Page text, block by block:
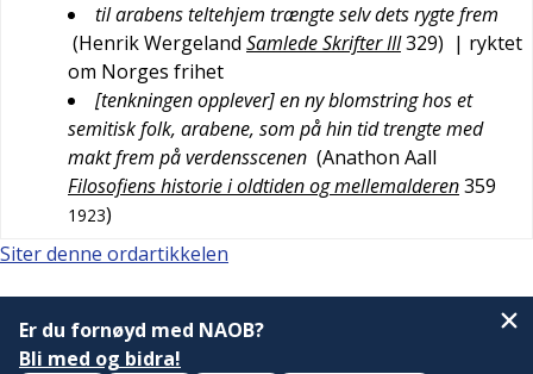
til arabens teltehjem trængte selv dets rygte frem
(Henrik Wergeland Samlede Skrifter III329) | ryktet
om Norges frihet
[tenkningen opplever] en ny blomstring hos et
semitisk folk, arabene, som på hin tid trengte med
makt frem på verdensscenen (Anathon Aall
Filosofiens historie i oldtiden og mellemalderen359
1923)
Siter denne ordartikkelen
Er du fornøyd med NAOB?
Bli med og bidra!